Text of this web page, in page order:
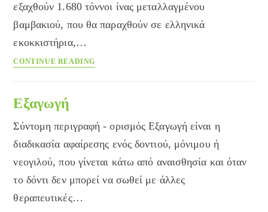
εξαχθούν 1.680 τόννοι ίνας μεταλλαγμένου
βαμβακιού, που θα παραχθούν σε ελληνικά
εκοκκιστήρια,…
CONTINUE READING
εξαγωγή
Εξαγωγή
Σύντομη περιγραφή - ορισμός Εξαγωγή είναι η
διαδικασία αφαίρεσης ενός δοντιού, μόνιμου ή
νεογιλού, που γίνεται κάτω από αναισθησία και όταν
το δόντι δεν μπορεί να σωθεί με άλλες
θεραπευτικές…